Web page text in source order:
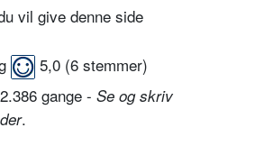
vil give denne side
5,0 (6 stemmer)
gange - Se og skriv
.